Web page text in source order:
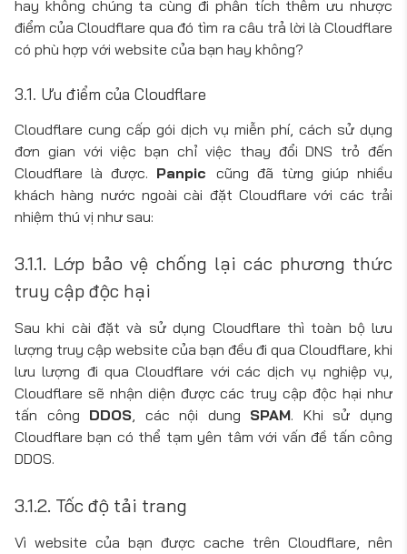
hay không chúng ta cùng đi phân tích thêm ưu nhược
điểm của Cloudflare qua đó tìm ra câu trả lời là Cloudflare
có phù hợp với website của bạn hay không?
3.1. Ưu điểm của Cloudflare
Cloudflare cung cấp gói dịch vụ miễn phí, cách sử dụng
đơn gian với việc bạn chỉ việc thay đổi DNS trỏ đến
Cloudflare là được. Panpic cũng đã từng giúp nhiều
khách hàng nước ngoài cài đặt Cloudflare với các trải
nhiệm thú vị như sau:
3.1.1. Lớp bảo vệ chống lại các phương thức
truy cập độc hại
Sau khi cài đặt và sử dụng Cloudflare thì toàn bộ lưu
lượng truy cập website của bạn đều đi qua Cloudflare, khi
lưu lượng đi qua Cloudflare với các dịch vụ nghiệp vụ,
Cloudflare sẽ nhận diện được các truy cập độc hại như
tấn công DDOS, các nội dung SPAM. Khi sử dụng
Cloudflare bạn có thể tạm yên tâm với vấn đề tấn công
DDOS.
3.1.2. Tốc độ tải trang
Vì website của bạn được cache trên Cloudflare, nên